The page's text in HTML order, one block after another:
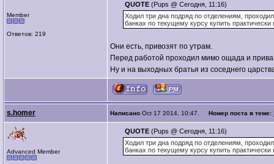
Member
Ответов: 219
QUOTE (Pups @ Сегодня, 11:16)
Ходил три дна подряд по отделениям,
банках по текущему курсу купить практически
Они есть, привозят по утрам.
Перед работой проходил мимо ощада и
Ну и на выходных братья из соседнего
s.homer Написано Oct 17 2014, 10:47. Номер поста в теме:
Advanced Member
QUOTE (Pups @ Сегодня, 11:16)
Ходил три дна подряд по отделениям,
банках по текущему курсу купить практически